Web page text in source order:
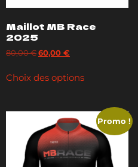
Maillot MB Race
2025
80,00€ 60,00 €
Choix des options
Promo !